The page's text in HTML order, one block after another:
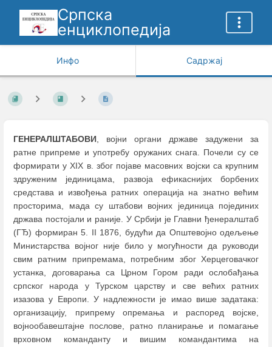
Српска
енциклопедија
Инфо Садржај
ГЕНЕРАЛШТАБОВИ, војни органи државе задужени за
ратне припреме и употребу оружаних снага. Почели су се
формирати у XIX в. због појаве масовних војски са крупним
здруженим јединицама, развоја ефикаснијих борбених
средстава и извођења ратних операција на знатно већим
просторима, мада су штабови војних јединица појединих
држава постојали и раније. У Србији је Главни ђенералштаб
(ГЂ) формиран 5. II 1876, будући да Општевојно одељење
Министарства војног није било у могућности да руководи
свим ратним припремама, потребним због Херцеговачког
устанка, договарања са Црном Гором ради ослобађања
српског народа у Турском царству и све већих ратних
изазова у Европи. У надлежности је имао више задатака:
организацију, припрему опремања и распоред војске,
војнообавештајне послове, ратно планирање и помагање
врховном команданту и вишим командантима на